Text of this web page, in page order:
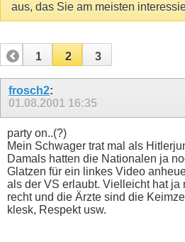
aus, das Sie am meisten
1 2 3
frosch2:
01.08.2001 16:35
party on..(?)
Mein Schwager trat mal als
Damals hatten die Nationalen ja
Glatzen für ein linkes Video
als der VS erlaubt. Vielleicht hat ja
recht und die Ärzte sind die
klesk, Respekt usw.